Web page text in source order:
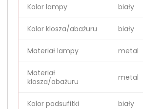
Kolor lampy biały
Kolor klosza/abażuru biały
Materiał lampy metal
Materiał
klosza/abażuru
metal
Kolor podsufitki biały